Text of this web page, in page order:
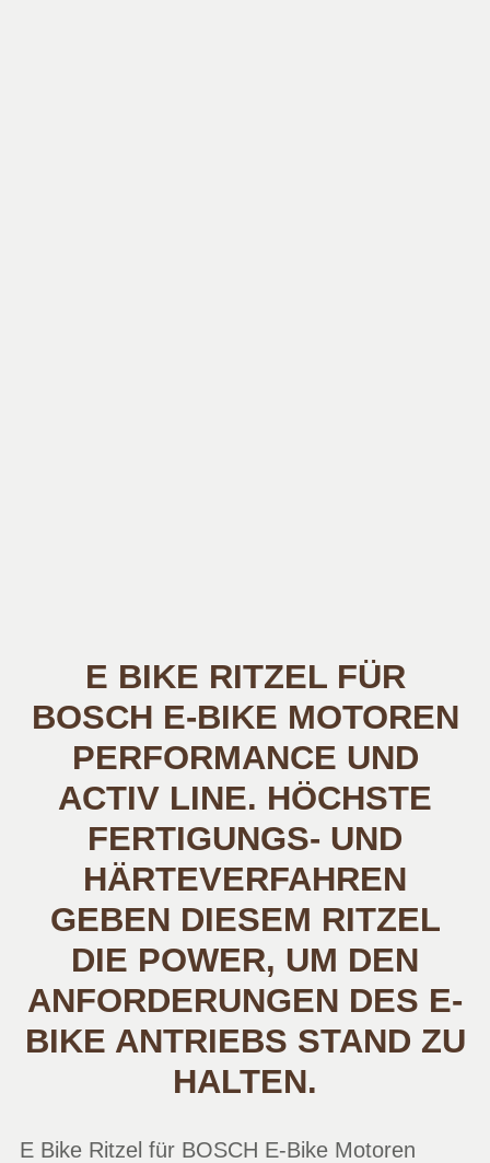
E BIKE RITZEL FÜR
BOSCH E-BIKE MOTOREN
PERFORMANCE UND
ACTIV LINE. HÖCHSTE
FERTIGUNGS- UND
HÄRTEVERFAHREN
GEBEN DIESEM RITZEL
DIE POWER, UM DEN
ANFORDERUNGEN DES E-
BIKE ANTRIEBS STAND ZU
HALTEN.
E Bike Ritzel für BOSCH E-Bike Motoren